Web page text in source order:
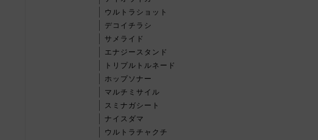
ウルトラショット
デコイチラシ
サメライド
エナジースタンド
トリプルトルネード
ホップソナー
マルチミサイル
スミナガシート
ナイスダマ
ウルトラチャクチ